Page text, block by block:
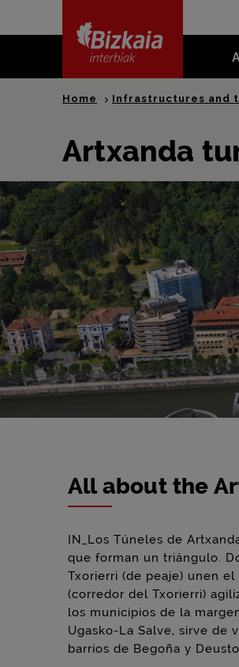
content
Home Infrastructures and
Artxanda
All about the
IN_Los Túneles de
que forman un triángulo.
Txorierri (de peaje) unen
(corredor del Txorierri)
los municipios de la
Ugasko-La Salve, sirve de
barrios de Begoña y